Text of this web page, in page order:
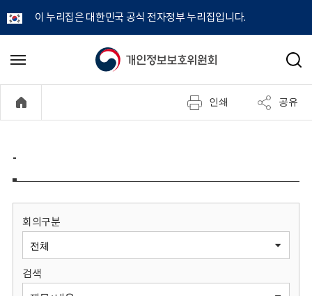
이 누리집은 대한민국 공식 전자정부 누리집입니다.
개
정
보
원
메
기
검
인쇄 공유
-
회의구분
검색